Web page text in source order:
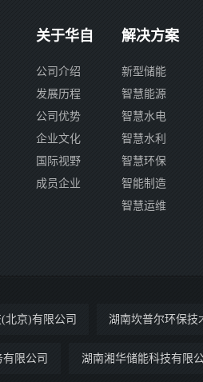
关于华自
公司介绍
发展历程
公司优势
企业文化
国际视野
成员企业
解决方案
新型储能
智慧能源
智慧水电
智慧水利
智慧环保
智能制造
智慧运维
北京)有限公司 湖南坎普尔环保技
限公司 湖南湘华储能科技有限